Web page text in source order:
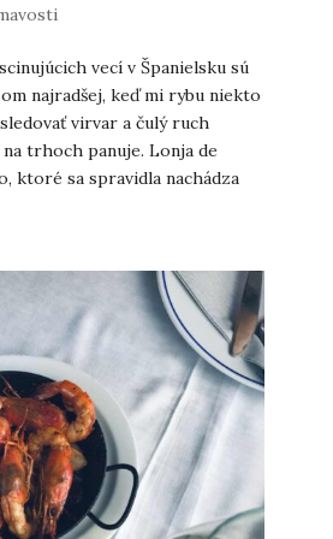
vecí v Španielsku sú
najradšej, keď mi rybu niekto
virvar a čulý ruch
trhoch panuje. Lonja de
ktoré sa spravidla nachádza